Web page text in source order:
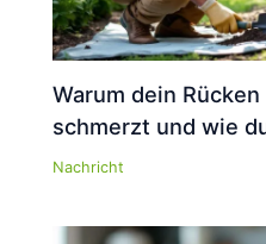
Warum dein
schmerzt und wie
Nachricht